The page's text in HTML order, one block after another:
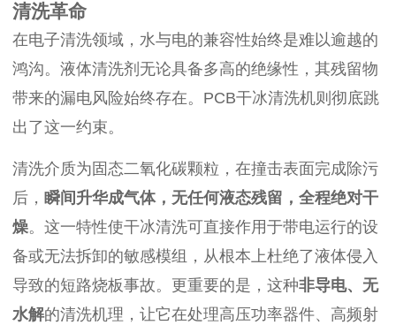
清洗革命
在电子清洗领域，水与电的兼容性始终是难以逾越的
鸿沟。液体清洗剂无论具备多高的绝缘性，其残留物
带来的漏电风险始终存在。PCB干冰清洗机则彻底跳
出了这一约束。
清洗介质为固态二氧化碳颗粒，在撞击表面完成除污
后， 瞬间升华成气体，无任何液态残留，全程绝对干
燥。这一特性使干冰清洗可直接作用于带电运行的设
备或无法拆卸的敏感模组，从根本上杜绝了液体侵入
导致的短路烧板事故。更重要的是，这种非导电、无
水解的清洗机理，让它在处理高压功率器件、高频射